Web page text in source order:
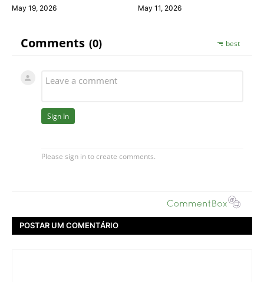
May 19, 2026 May 11, 2026
POSTAR UM COMENTÁRIO